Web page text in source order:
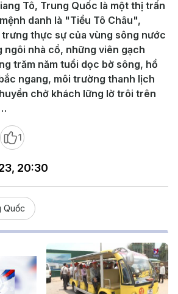
Tô, Trung Quốc là một thị trấn
danh là "Tiểu Tô Châu",
trưng thực sự của vùng sông nước
ngôi nhà cổ, những viên gạch
trăm năm tuổi dọc bờ sông, hồ
ngang, môi trường thanh lịch
chở khách lững lờ trôi trên
1
20:30
Quốc